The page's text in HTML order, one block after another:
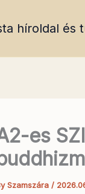
híroldal és
es
Szamszára /